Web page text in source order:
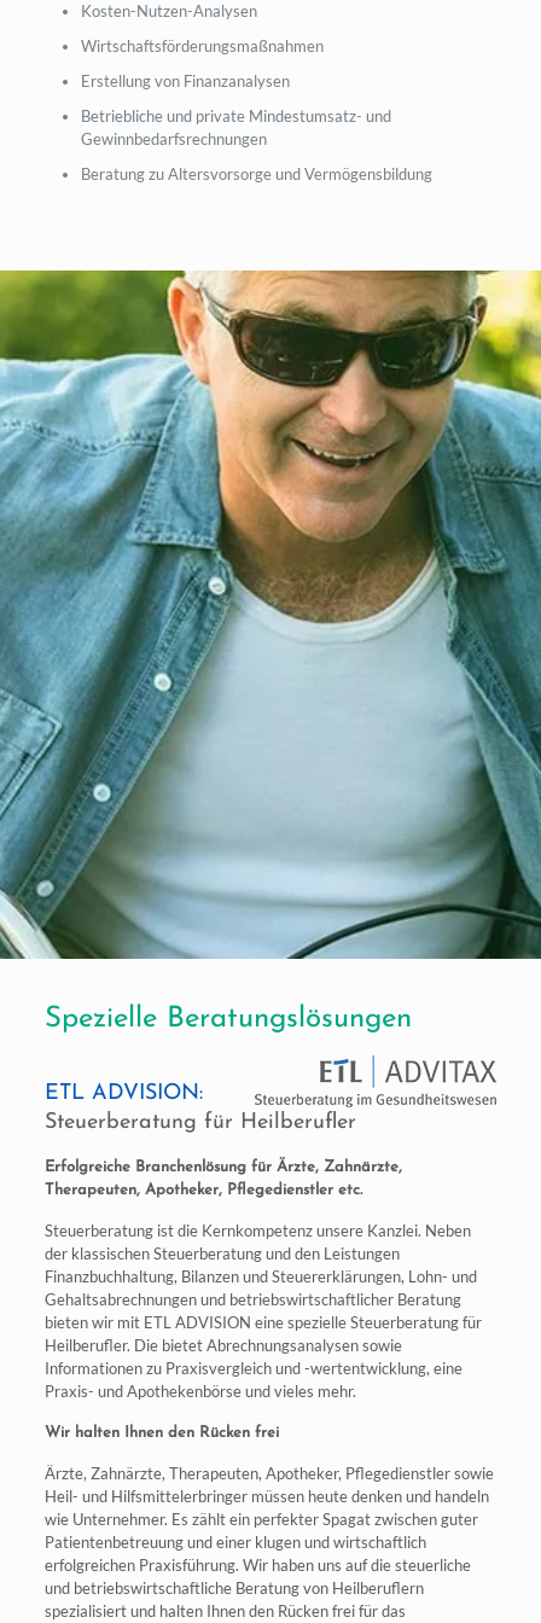
Kosten-Nutzen-Analysen
Wirtschaftsförderungsmaßnahmen
Erstellung von Finanzanalysen
Betriebliche und private Mindestumsatz- und
Gewinnbedarfsrechnungen
Beratung zu Altersvorsorge und Vermögensbildung
Spezielle Beratungslösungen
ETL ADVISION:
Steuerberatung für Heilberufler
Erfolgreiche Branchenlösung für Ärzte, Zahnärzte,
Therapeuten, Apotheker, Pflegedienstler etc.
Steuerberatung ist die Kernkompetenz unsere Kanzlei. Neben
der klassischen Steuerberatung und den Leistungen
Finanzbuchhaltung, Bilanzen und Steuererklärungen, Lohn- und
Gehaltsabrechnungen und betriebswirtschaftlicher Beratung
bieten wir mit ETL ADVISION eine spezielle Steuerberatung für
Heilberufler. Die bietet Abrechnungsanalysen sowie
Informationen zu Praxisvergleich und -wertentwicklung, eine
Praxis- und Apothekenbörse und vieles mehr.
Wir halten Ihnen den Rücken frei
Ärzte, Zahnärzte, Therapeuten, Apotheker, Pflegedienstler sowie
Heil- und Hilfsmittelerbringer müssen heute denken und handeln
wie Unternehmer. Es zählt ein perfekter Spagat zwischen guter
Patientenbetreuung und einer klugen und wirtschaftlich
erfolgreichen Praxisführung. Wir haben uns auf die steuerliche
und betriebswirtschaftliche Beratung von Heilberuflern
spezialisiert und halten Ihnen den Rücken frei für das